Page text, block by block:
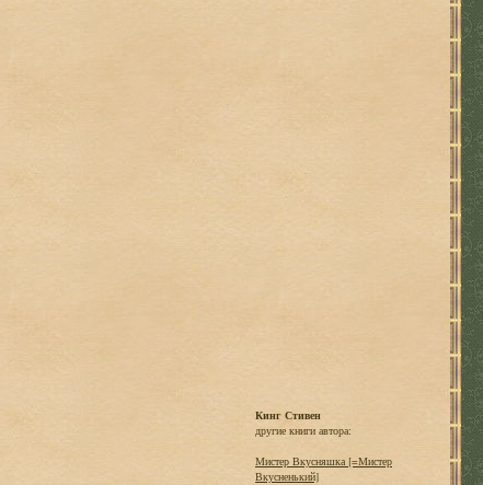
Кинг Стивен
другие книги автора:
Мистер Вкусняшка [=Мистер
Вкусненький]